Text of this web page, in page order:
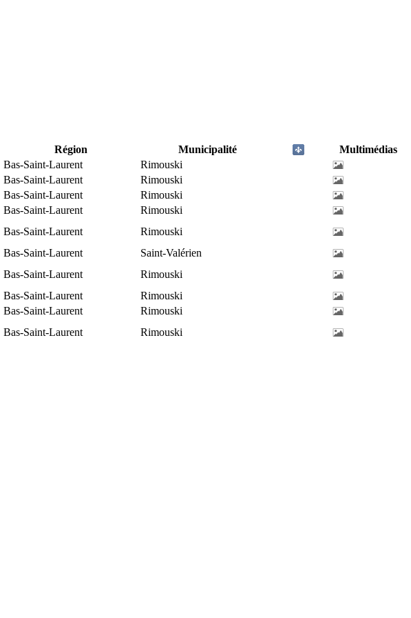
Région Municipalité
Multimédias
Bas-Saint-Laurent
Rimouski
Bas-Saint-Laurent
Rimouski
Bas-Saint-Laurent
Rimouski
Bas-Saint-Laurent
Rimouski
Bas-Saint-Laurent
Rimouski
Bas-Saint-Laurent
Saint-Valérien
Bas-Saint-Laurent
Rimouski
Bas-Saint-Laurent
Rimouski
Bas-Saint-Laurent
Rimouski
Bas-Saint-Laurent Rimouski